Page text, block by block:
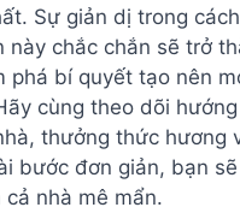
Sự giản dị trong
này chắc chắn sẽ trở
phá bí quyết tạo nên
cùng theo dõi
thưởng thức hương
bước đơn giản, bạn
nhà mê mẩn.